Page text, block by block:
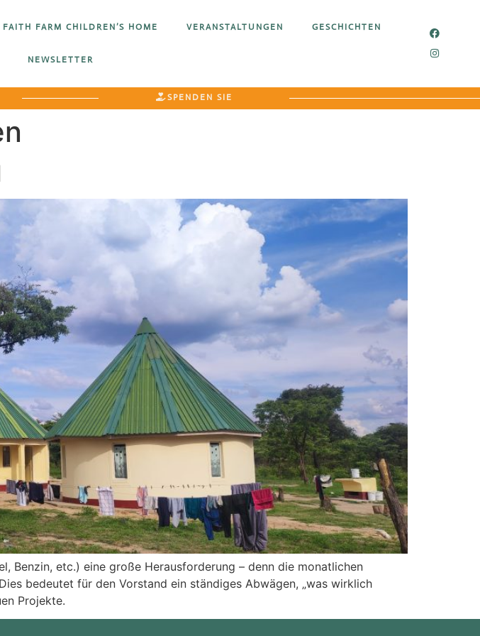
FAITH FARM CHILDREN’S HOME VERANSTALTUNGEN GESCHICHTEN
NEWSLETTER
SPENDEN SIE
Benzin, etc.) eine große Herausforderung – denn die monatlichen
bedeutet für den Vorstand ein ständiges Abwägen, „was wirklich
Projekte.